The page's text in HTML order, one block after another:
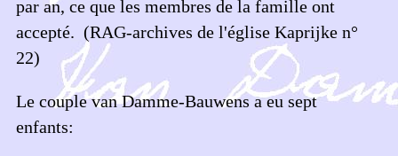
par an, ce que les membres de la famille ont
accepté. (RAG-archives de l'église Kaprijke n°
22)
Le couple van Damme-Bauwens a eu sept
enfants: